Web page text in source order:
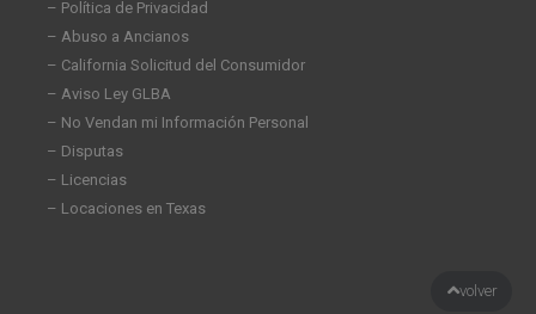
– Política de Privacidad
– Abuso a Ancianos
– California Solicitud del Consumidor
– Aviso Ley GLBA
– No Vendan mi Información Personal
– Disputas
– Licencias
– Locaciones en Texas
volver